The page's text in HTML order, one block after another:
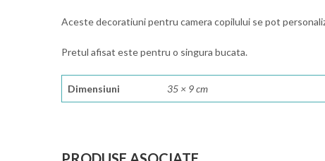
Aceste decoratiuni pentru camera copilului se pot
Pretul afisat este pentru o singura bucata.
Dimensiuni 35 × 9 cm